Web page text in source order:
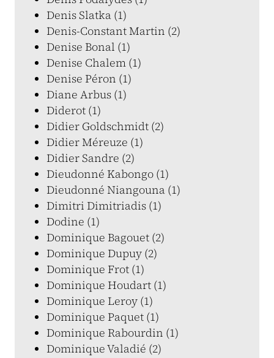
Denis Slatka (1)
Denis-Constant Martin (2)
Denise Bonal (1)
Denise Chalem (1)
Denise Péron (1)
Diane Arbus (1)
Diderot (1)
Didier Goldschmidt (2)
Didier Méreuze (1)
Didier Sandre (2)
Dieudonné Kabongo (1)
Dieudonné Niangouna (1)
Dimitri Dimitriadis (1)
Dodine (1)
Dominique Bagouet (2)
Dominique Dupuy (2)
Dominique Frot (1)
Dominique Houdart (1)
Dominique Leroy (1)
Dominique Paquet (1)
Dominique Rabourdin (1)
Dominique Valadié (2)